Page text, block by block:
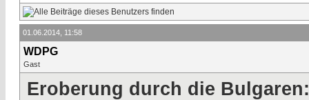
01.06.2014, 11:58
WDPG
Gast
Eroberung durch die Bulgaren: